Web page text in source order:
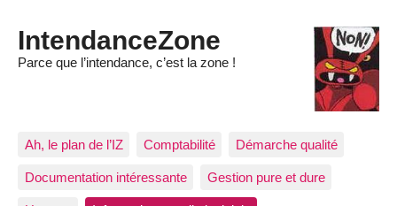
IntendanceZone
Parce que l’intendance, c’est la zone !
Ah, le plan de l’IZ Comptabilité Démarche qualité
Documentation intéressante Gestion pure et dure